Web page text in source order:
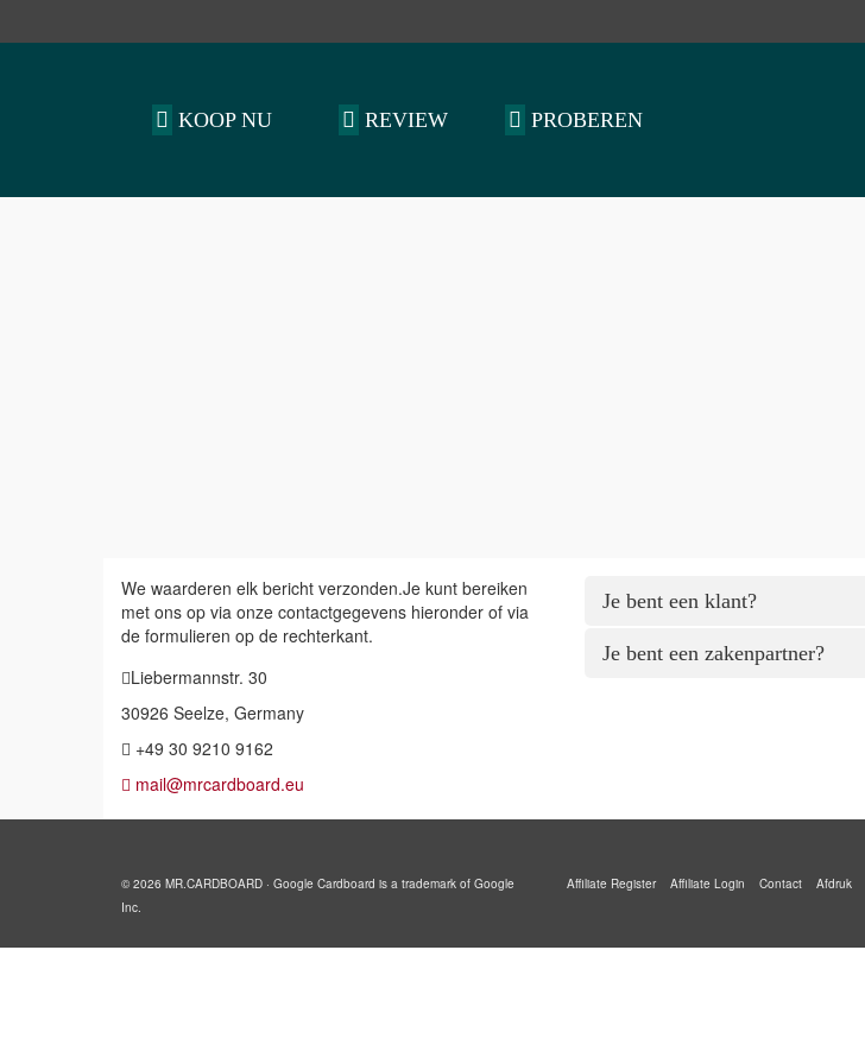
KOOP NU REVIEW PROBEREN
We waarderen elk bericht verzonden.Je kunt bereiken
met ons op via onze contactgegevens hieronder of via
de formulieren op de rechterkant.
Liebermannstr. 30
30926 Seelze, Germany
+49 30 9210 9162
mail@mrcardboard.eu
Je bent een klant?
Je bent een zakenpartner?
Affiliate Register Affiliate Login Contact Afdruk
© 2026 MR.CARDBOARD · Google Cardboard is a trademark of Google
Inc.